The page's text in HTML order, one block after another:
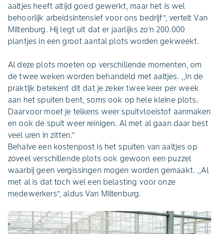
aaltjes heeft altijd goed gewerkt, maar het is wel
behoorlijk arbeidsintensief voor ons bedrijf’’, vertelt Van
Miltenburg. Hij legt uit dat er jaarlijks zo’n 200.000
plantjes in een groot aantal plots worden gekweekt.
Al deze plots moeten op verschillende momenten, om
de twee weken worden behandeld met aaltjes. ,,In de
praktijk betekent dit dat je zeker twee keer per week
aan het spuiten bent, soms ook op hele kleine plots.
Daarvoor moet je telkens weer spuitvloeistof aanmaken
en ook de spuit weer reinigen. Al met al gaan daar best
veel uren in zitten.’’
Behalve een kostenpost is het spuiten van aaltjes op
zoveel verschillende plots ook gewoon een puzzel
waarbij geen vergissingen mogen worden gemaakt. ,,Al
met al is dat toch wel een belasting voor onze
medewerkers’’, aldus Van Miltenburg.